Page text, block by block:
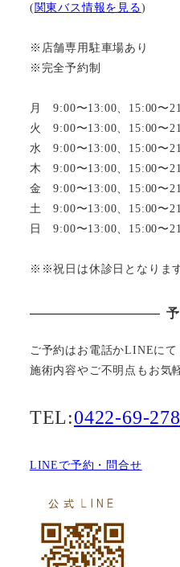
(関東バス情報を見る)
※店舗専用駐車場あり
※完全予約制
月 9:00〜13:00、15:00〜
火 9:00〜13:00、15:00〜
水 9:00〜13:00、15:00〜
木 9:00〜13:00、15:00〜
金 9:00〜13:00、15:00〜
土 9:00〜13:00、15:00〜
日 9:00〜13:00、15:00〜
※※祝日は休診日となりま
ご予約はお電話かLINEにて
施術内容やご不明点もお気
TEL:0422-69-
LINEで予約・問合せ